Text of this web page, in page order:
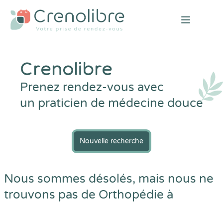
Open
Crenolibre
Prenez rendez-vous avec
un praticien de médecine douce
Nouvelle recherche
Nous sommes désolés, mais nous ne
trouvons pas de Orthopédie à